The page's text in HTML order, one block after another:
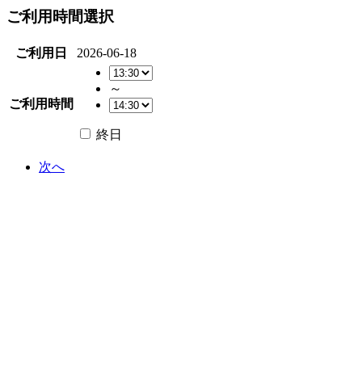
ご利用時間選択
ご利用日 2026-06-18
ご利用時間
～
終日
次へ